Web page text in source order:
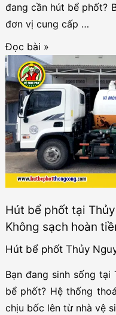
đang cần hút bể phốt?
đơn vị cung cấp …
Hút
bể
phốt
tại
An
Lập
–
Thủy
Nguyên,
Phòng
Đọc bài »
Hút bể phốt tại
Không sạch hoàn
Hút bể phốt Thủy
Bạn đang sinh sống
bể phốt? Hệ thống
chịu bốc lên từ nhà vệ